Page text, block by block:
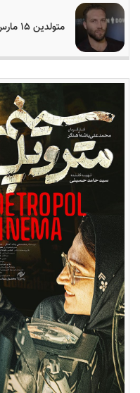
متولدین ۱۵ مارس سینما ، تئاتر و موسیقی؛ جای کورتنی